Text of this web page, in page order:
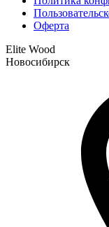
Оферта
Elite Wood
Новосибирск